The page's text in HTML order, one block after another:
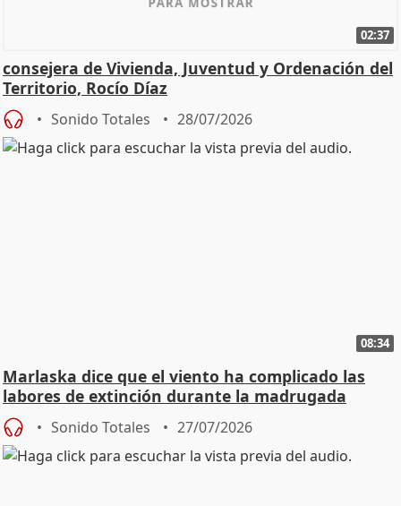
02:37
consejera de Vivienda, Juventud y Ordenación del
Territorio, Rocío Díaz
Sonido Totales 28/07/2026
08:34
Marlaska dice que el viento ha complicado las
labores de extinción durante la madrugada
Sonido Totales 27/07/2026